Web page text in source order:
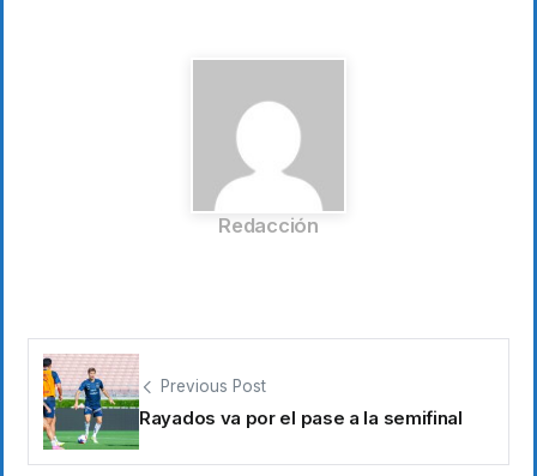
Redacción
Previous Post
Rayados va por el pase a la semifinal